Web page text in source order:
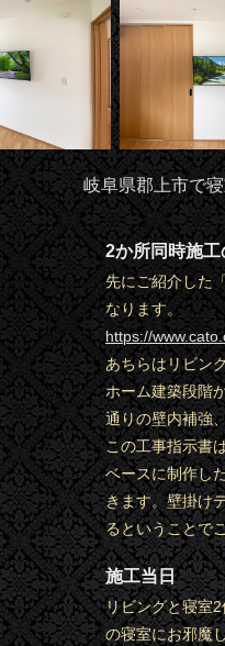
岐阜県郡上市で
2か所同時施工
先にご紹介した
なります。
https://
あちらはリビン
ホーム建築段階
通りの壁内補強
この工事指示書
ベースに制作し
きます。壁掛け
るということで
施工当日
リビングと寝室
の寝室にお邪魔